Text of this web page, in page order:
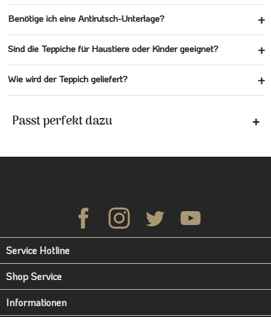
Benötige ich eine Antirutsch-Unterlage?
Sind die Teppiche für Haustiere oder Kinder geeignet?
Wie wird der Teppich geliefert?
Passt perfekt dazu
Service Hotline
Shop Service
Informationen